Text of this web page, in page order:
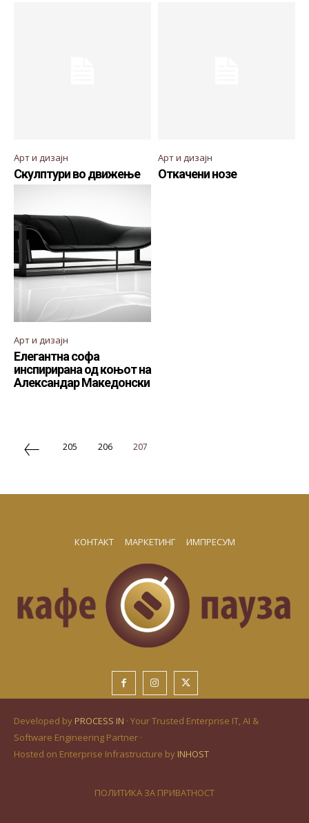
Арт и дизајн
Скулптури во движење
Арт и дизајн
Откачени нозе
Арт и дизајн
Елегантна софа
инспирирана од коњот на
Александар Македонски
205 206 207
КОНТАКТ МАРКЕТИНГ ИМПРЕСУМ
Developed by PROCESS IN · Your Trusted Enterprise IT, AI &
Software Engineering Partner ·
Hosted on Enterprise Infrastructure by INHOST
ПОЛИТИКА ЗА ПРИВАТНОСТ